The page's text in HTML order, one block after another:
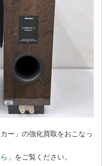
ー」の強化買取をおこなっ
」 をご覧ください。